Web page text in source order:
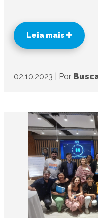
Leia mais
02.10.2023 Por